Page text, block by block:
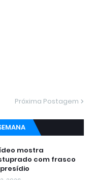
Próxima Postagem
mostra
com frasco